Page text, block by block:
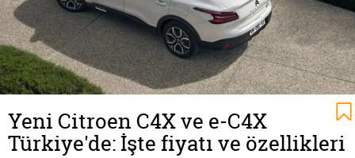
Yeni Citroen C4X ve e-C4X
Türkiye'de: İşte fiyatı ve özellikleri